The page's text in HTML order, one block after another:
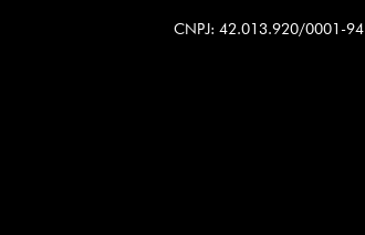
CNPJ: 42.013.920/0001-94